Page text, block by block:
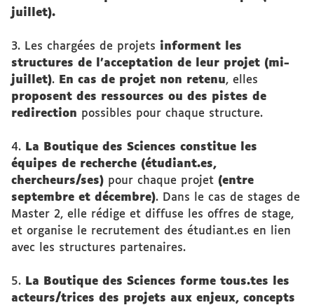
juillet).
3. Les chargées de projets informent les
structures de l'acceptation de leur projet (mi-
juillet). En cas de projet non retenu, elles
proposent des ressources ou des pistes de
redirection possibles pour chaque structure.
4. La Boutique des Sciences constitue les
équipes de recherche (étudiant.es,
chercheurs/ses) pour chaque projet (entre
septembre et décembre). Dans le cas de stages de
Master 2, elle rédige et diffuse les offres de stage,
et organise le recrutement des étudiant.es en lien
avec les structures partenaires.
5. La Boutique des Sciences forme tous.tes les
acteurs/trices des projets aux enjeux, concepts